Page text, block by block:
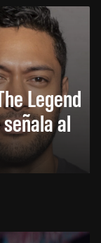
Legend
al